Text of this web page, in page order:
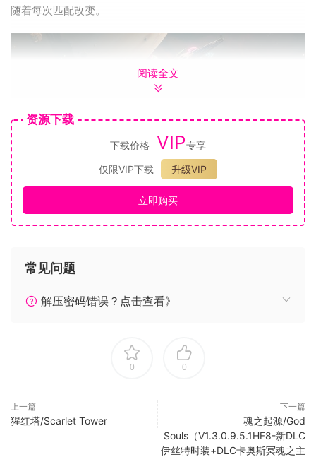
随着每次匹配改变。
・新鲜的插画：动态机械着色器。
“Dynamic Mechanical Art Shader”是一个能将超级机器人的塑
它比起以往的机器人游戏更能表现出模型的厚实与华丽。
如果您利用截屏功能保留了游戏的高光时刻，便可以留下如包
装艺术一样美丽的经典场景。
阅读全文
资源下载
下载价格 VIP专享
仅限VIP下载
升级VIP
立即购买
常见问题
解压密码错误？点击查看》
0 0
上一篇
猩红塔/Scarlet Tower
下一篇
魂之起源/God
Souls（V1.3.0.9.5.1HF8-新DLC
伊丝特时装+DLC卡奥斯冥魂之主